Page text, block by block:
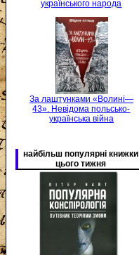
українського народа
За лаштунками «Волині—
43». Невідома польсько-
українська війна
найбільш популярні книжки
цього тижня